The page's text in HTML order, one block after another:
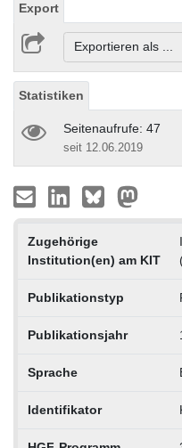
Export
Exportieren als
Statistiken
Seitenaufrufe: 47
seit 12.06.2019
Zugehörige
Institution(en) am KIT
Publikationstyp
Publikationsjahr
Sprache
Identifikator